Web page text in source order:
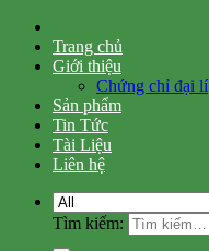
Trang chủ
Giới thiệu
Chứng chỉ đại lí
Sản phẩm
Tin Tức
Tài Liệu
Liên hệ
Tìm kiếm: